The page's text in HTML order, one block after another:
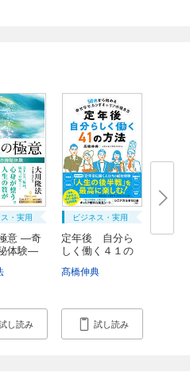
・実用
意 ―奇
体験―
し読み
ビジネス・実用
定年後 自分ら
しく働く４１の
髙橋伸典
試し読み